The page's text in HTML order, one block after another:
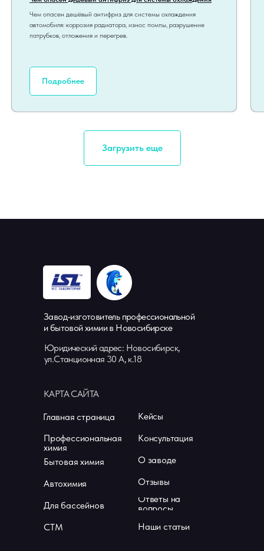
Чем опасен дешёвый антифриз для системы охлаждения
автомобиля: коррозия радиатора, износ помпы, разрушение
патрубков, отложения и перегрев.
Подробнее
Загрузить еще
Юридический адрес: Новосибирск,
ул.Станционная 30 А, к.18
КАРТА САЙТА
Завод-изготовитель профессиональной
и бытовой химии в Новосибирске
Ответы на
вопросы
Наши статьи
Отзывы
О заводе
Главная страница
Кейсы
Консультация
Бытовая химия
Профессиональная
химия
Автохимия
Для бассейнов
СТМ